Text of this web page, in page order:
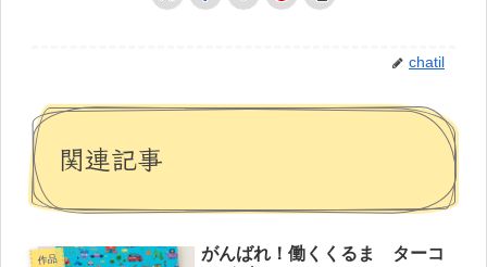
chatil
関連記事
作品
がんばれ！働くくるま ターコ